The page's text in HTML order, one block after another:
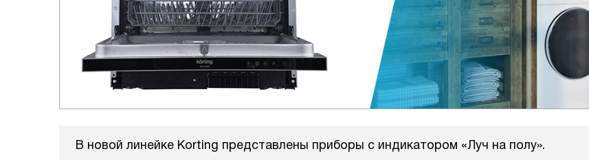
В новой линейке Korting представлены приборы с индикатором «Луч на полу».